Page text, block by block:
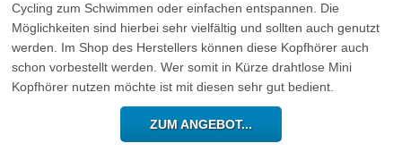
Cycling zum Schwimmen oder einfachen entspannen. Die
Möglichkeiten sind hierbei sehr vielfältig und sollten auch genutzt
werden. Im Shop des Herstellers können diese Kopfhörer auch
schon vorbestellt werden. Wer somit in Kürze drahtlose Mini
Kopfhörer nutzen möchte ist mit diesen sehr gut bedient.
ZUM ANGEBOT...